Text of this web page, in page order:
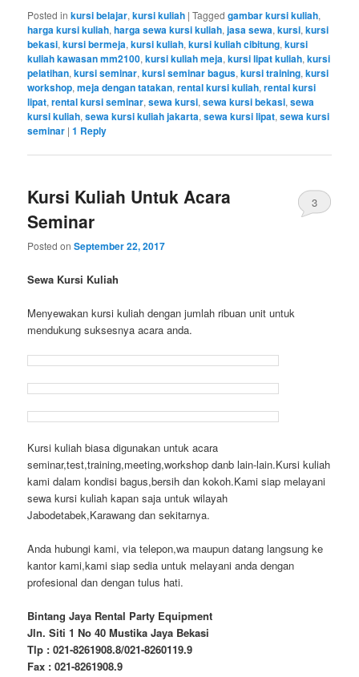
Posted in kursi belajar,kursi kuliah |Tagged gambar kursi kuliah,
harga kursi kuliah,harga sewa kursi kuliah,jasa sewa,kursi,kursi
bekasi,kursi bermeja,kursi kuliah,kursi kuliah cibitung,kursi
kuliah kawasan mm2100,kursi kuliah meja,kursi lipat kuliah,kursi
pelatihan,kursi seminar,kursi seminar bagus,kursi training,kursi
workshop,meja dengan tatakan,rental kursi kuliah,rental kursi
lipat,rental kursi seminar,sewa kursi,sewa kursi bekasi,sewa
kursi kuliah,sewa kursi kuliah jakarta,sewa kursi lipat,sewa kursi
seminar |1 Reply
Kursi Kuliah Untuk Acara
Seminar
Posted onSeptember 22, 2017
3
Sewa Kursi Kuliah
Menyewakan kursi kuliah dengan jumlah ribuan unit untuk
mendukung suksesnya acara anda.
Kursi kuliah biasa digunakan untuk acara
seminar,test,training,meeting,workshop danb lain-lain.Kursi kuliah
kami dalam kondisi bagus,bersih dan kokoh.Kami siap melayani
sewa kursi kuliah kapan saja untuk wilayah
Jabodetabek,Karawang dan sekitarnya.
Anda hubungi kami, via telepon,wa maupun datang langsung ke
kantor kami,kami siap sedia untuk melayani anda dengan
profesional dan dengan tulus hati.
Bintang Jaya Rental Party Equipment
Jln. Siti 1 No 40 Mustika Jaya Bekasi
Tlp : 021-8261908.8/021-8260119.9
Fax : 021-8261908.9